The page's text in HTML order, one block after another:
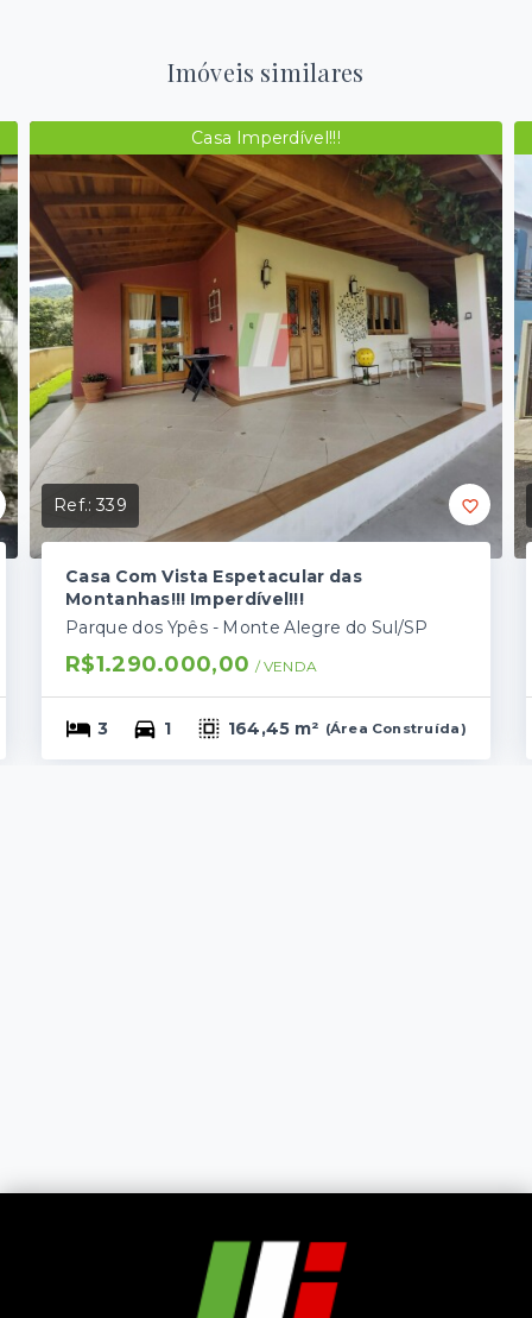
Imóveis similares
Casa Imperdível!!!
Ref.:339
Casa Com Vista Espetacular das
Montanhas!!! Imperdível!!!
Parque dos Ypês - Monte Alegre do Sul/SP
R$1.290.000,00 / VENDA
3 1 164,45 m² (Área Construída)